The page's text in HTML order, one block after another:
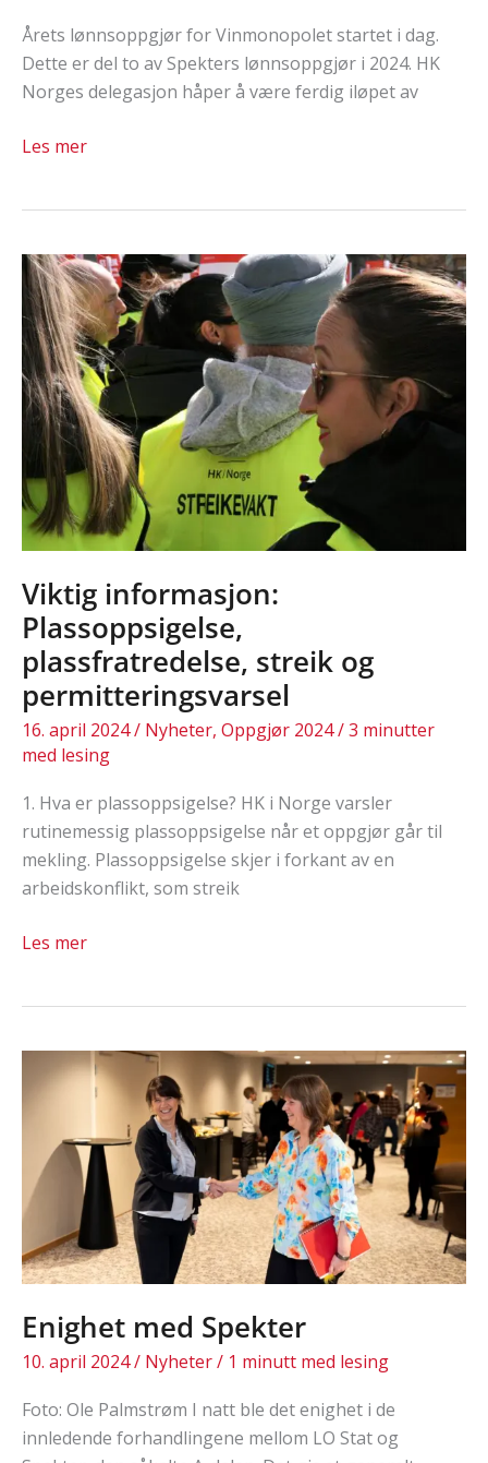
Årets lønnsoppgjør for Vinmonopolet startet i dag.
Dette er del to av Spekters lønnsoppgjør i 2024. HK
Norges delegasjon håper å være ferdig iløpet av
Forhandlingene
startet.
Les mer
Viktig informasjon:
Plassoppsigelse,
plassfratredelse, streik og
permitteringsvarsel
16. april 2024/ Nyheter, Oppgjør 2024/3 minutter
med lesing
1. Hva er plassoppsigelse? HK i Norge varsler
rutinemessig plassoppsigelse når et oppgjør går til
mekling. Plassoppsigelse skjer i forkant av en
arbeidskonflikt, som streik
Viktig
streik
og
permitteringsvarsel
Les mer
Enighet med Spekter
10. april 2024/ Nyheter/ 1 minutt med lesing
Foto: Ole Palmstrøm I natt ble det enighet i de
innledende forhandlingene mellom LO Stat og